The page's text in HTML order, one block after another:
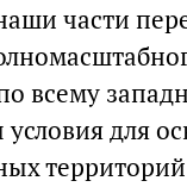
части
всему
для
территорий